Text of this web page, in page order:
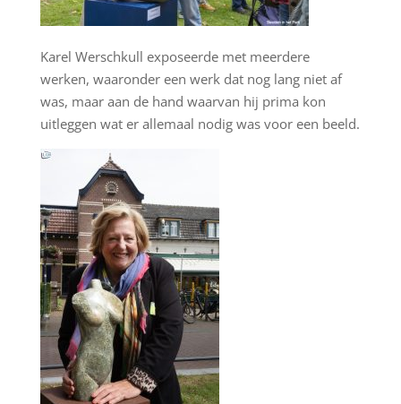
Karel Werschkull exposeerde met meerdere
werken, waaronder een werk dat nog lang niet af
was, maar aan de hand waarvan hij prima kon
uitleggen wat er allemaal nodig was voor een beeld.